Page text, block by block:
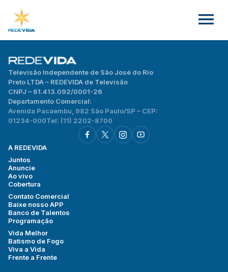
Televisão Independente de São José do Rio
Preto LTDA – REDEVIDA de Televisão
CNPJ – 61.413.092/0001-26
Departamento Comercial:
Avenida Pacaembu, 982 São Paulo/SP – CEP:
01234-000Tel: (11) 2202-8700
A REDEVIDA
Juntos
Anuncie
Ao vivo
Cobertura
Contato Comercial
Baixe nosso APP
Banco de Talentos
Programação
Vida Melhor
Batismo de Fogo
Viva a Vida
Frente a Frente